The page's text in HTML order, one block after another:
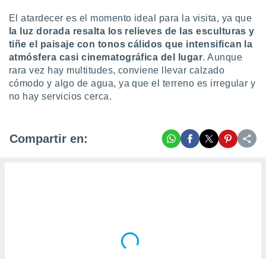
El atardecer es el momento ideal para la visita, ya que
la luz dorada resalta los relieves de las esculturas y
tiñe el paisaje con tonos cálidos que intensifican la
atmósfera casi cinematográfica del lugar. Aunque
rara vez hay multitudes, conviene llevar calzado
cómodo y algo de agua, ya que el terreno es irregular y
no hay servicios cerca.
Compartir en: